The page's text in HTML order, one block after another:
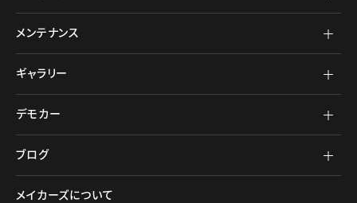
メンテナンス
ギャラリー
デモカー
ブログ
メイカーズについて